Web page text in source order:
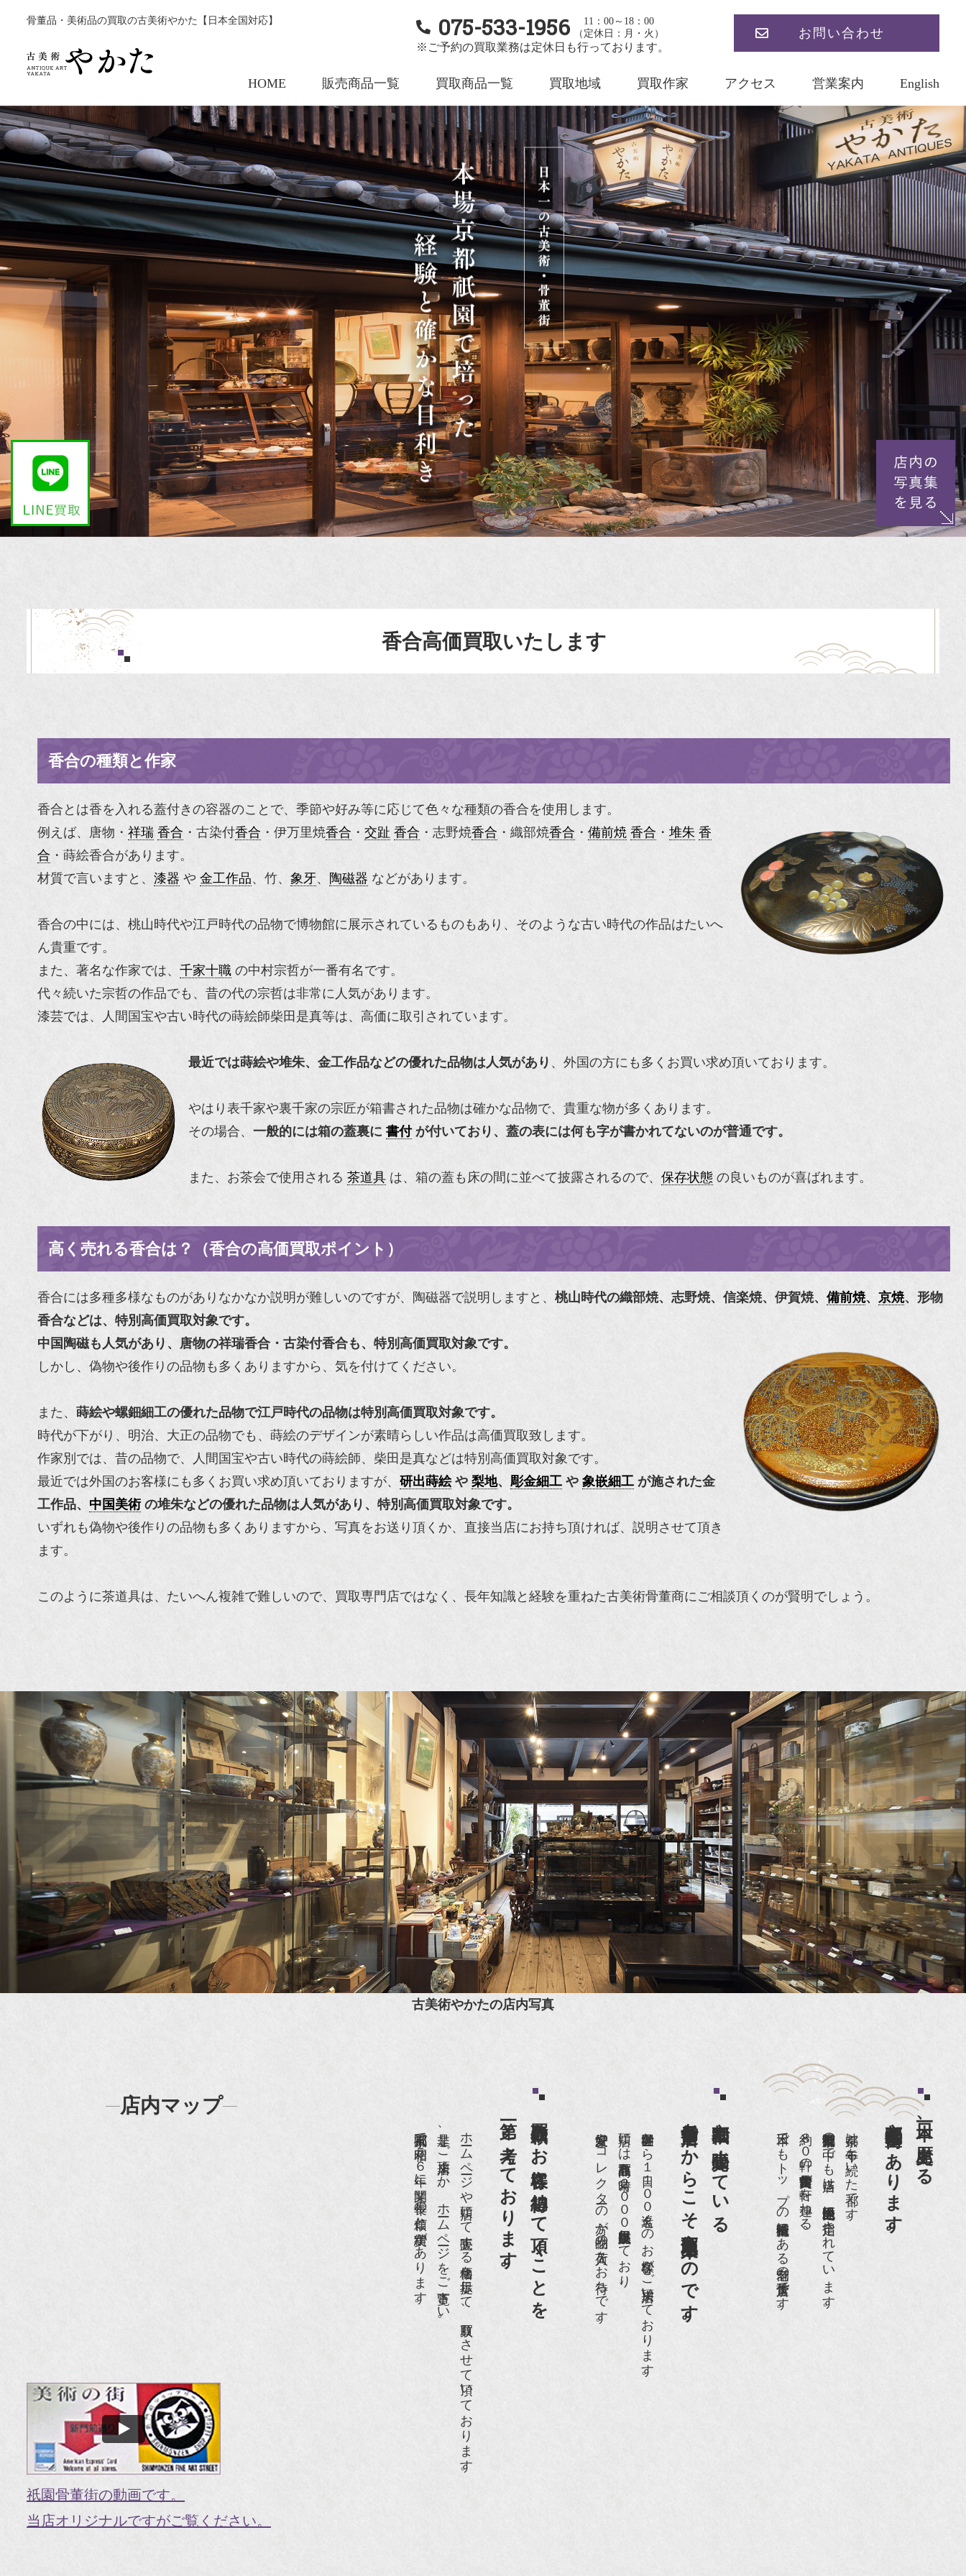
骨董品・美術品の買取の古美術やかた【日本全国対応】 075-533-1956
11：00～18：00
（定休日：月・火）
※ご予約の買取業務は定休日も行っております。
お問い合わせ
HOME 販売商品一覧 買取商品一覧 買取地域 買取作家 アクセス 営業案内 English
香合高価買取いたします
香合の種類と作家
香合とは香を入れる蓋付きの容器のことで、季節や好み等に応じて色々な種類の香合を使用します。
例えば、 唐物 ・ 祥瑞 香合 ・ 古染付香合 ・ 伊万里焼香合 ・ 交趾 香合 ・ 志野焼香合 ・ 織部焼香合 ・ 備前焼 香合 ・ 堆朱 香
合 ・ 蒔絵香合があります。
材質で言いますと、 漆器 や 金工作品、竹、 象牙、 陶磁器 などがあります。
香合の中には、桃山時代や江戸時代の品物で博物館に展示されているものもあり、そのような古い時代の作品はたいへ
ん貴重です。
また、 著名な作家では、 千家十職 の中村宗哲が一番有名です。
代々続いた宗哲の作品でも、昔の代の宗哲は非常に人気があります。
漆芸では、 人間国宝や古い時代の蒔絵師柴田是真等は、高価に取引されています。
最近では蒔絵や堆朱、金工作品などの優れた品物は人気があり 、外国の方にも多くお買い求め頂いております。
やはり 表千家や裏千家の宗匠が箱書された品物は確かな品物で、貴重な物が多くあります。
その場合、 一般的には箱の蓋裏に 書付が付いており、蓋の表には何も字が書かれてないのが普通です。
また、お茶会で使用される 茶道具 は、箱の蓋も床の間に並べて披露されるので、 保存状態 の良いものが喜ばれます。
高く売れる香合は？（香合の高価買取ポイント）
香合には多種多様なものがありなかなか説明が難しいのですが、陶磁器で説明しますと、 桃山時代の織部焼、志野焼、 信楽焼、 伊賀焼、 備前焼、 京焼、形物
香合などは、特別高価買取対象です。
中国陶磁も人気があり、唐物の祥瑞香合・古染付香合も、特別高価買取対象です。
しかし、偽物や後作りの品物も多くありますから、気を付けてください。
また、 蒔絵や螺鈿細工の優れた品物で江戸時代の品物は特別高価買取対象です。
時代が下がり、明治、大正の品物でも、蒔絵のデザインが素晴らしい作品は高価買取致します。
作家別では、昔の品物で、人間国宝や古い時代の蒔絵師、柴田是真などは特別高価買取対象です。
最近では外国のお客様にも多くお買い求め頂いておりますが、 研出蒔絵や 梨地、 彫金細工 や 象嵌細工 が施された金
工作品、 中国美術の堆朱などの優れた品物は人気があり、特別高価買取対象です。
いずれも偽物や後作りの品物も多くありますから、写真をお送り頂くか、直接当店にお持ち頂ければ、説明させて頂き
ます。
このように茶道具は、たいへん複雑で難しいので、買取専門店ではなく、長年知識と経験を重ねた古美術骨董商にご相談頂くのが賢明でしょう。
古美術やかたの店内写真
店内マップ
祇園骨董街の動画です。
当店オリジナルですがご覧ください。
日本一、歴史ある
京都祇園骨董街にあります。
京都は千年も続いた都です。
京都祇園骨董街の中でも当店は、歴史的保全地区に指定されています。
約８０軒の古美術骨董商が軒を連ねる、
日本でもトップの祇園骨董街にある老舗の骨董店です。
京都祇園で小売販売している
老舗骨董店だからこそ高価買取出来るのです。
世界各国から１日１００名近くのお客様がご来店頂いております。
店頭には買取商品を常時２０００点以上展示販売しており、
愛好家やコレクターの方が品物の入荷をお待ちです。
買取依頼のお客様に納得して頂くことを
第一と考えております。
ホームページや店頭にて販売する価格を提示して、買取りさせて頂いております。
是非、ご来店頂くか、ホームページをご覧下さい。
京都祇園で昭和５６年に開業、長年の信頼と実績があります。